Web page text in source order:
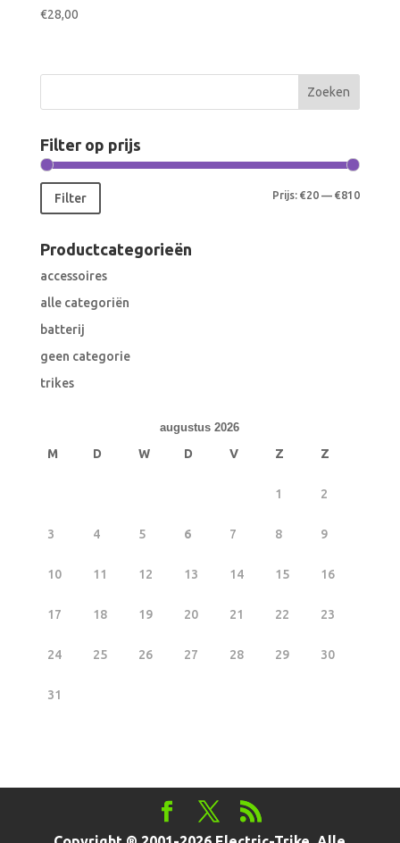
€28,00
Filter op prijs
Min.
Max.
Filter Prijs:€20 —€810
Productcategorieën
accessoires
alle categoriën
batterij
geen categorie
trikes
augustus 2026
M D W D V Z Z
1 2
3 4 5 6 7 8 9
10 11 12 13 14 15 16
17 18 19 20 21 22 23
24 25 26 27 28 29 30
31